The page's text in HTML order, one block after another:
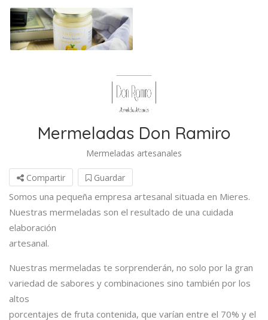
Mermeladas Don Ramiro
Mermeladas artesanales
Compartir Guardar
Somos una pequeña empresa artesanal situada en Mieres.
Nuestras mermeladas son el resultado de una cuidada
elaboración
artesanal.
Nuestras mermeladas te sorprenderán, no solo por la gran
variedad de sabores y combinaciones sino también por los
altos
porcentajes de fruta contenida, que varían entre el 70% y el